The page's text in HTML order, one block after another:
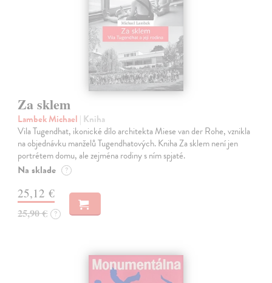
Za sklem
Lambek Michael | Kniha
Vila Tugendhat, ikonické dílo architekta Miese van der Rohe, vznikla
na objednávku manželů Tugendhatových. Kniha Za sklem není jen
portrétem domu, ale zejména rodiny s ním spjaté.
Na sklade ?
25,12 €
25,90 € ?